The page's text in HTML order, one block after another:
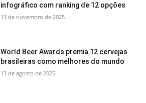
infográfico com ranking de 12 opções
13 de novembro de 2025
World Beer Awards premia 12 cervejas
brasileiras como melhores do mundo
13 de agosto de 2025